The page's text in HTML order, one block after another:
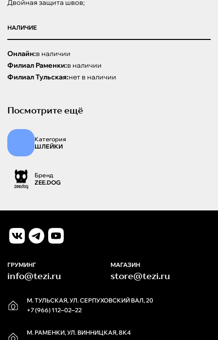
Двойная защита швов;
НАЛИЧИЕ
Онлайн:в наличии
Филиал Раменки:в наличии
Филиал Тульская:нет в наличии
Посмотрите ещё
Категория
ШЛЕЙКИ
Бренд
ZEE.DOG
М. ТУЛЬСКАЯ, УЛ. СЕРПУХОВСКИЙ ВАЛ, 20
+7 (966) 112‒02‒22
М. РАМЕНКИ, УЛ. ВИННИЦКАЯ, 8К4
ГРУМИНГ
info@tezi.ru
МАГАЗИН
store@tezi.ru